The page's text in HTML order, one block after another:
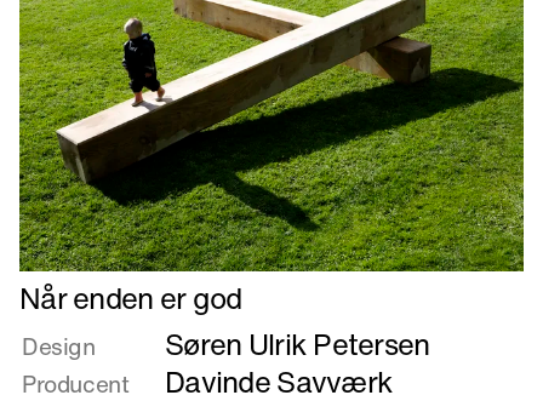
Læs
mere
om
Når
enden
Når enden er god
Design Søren Ulrik Petersen
Producent Davinde Savværk